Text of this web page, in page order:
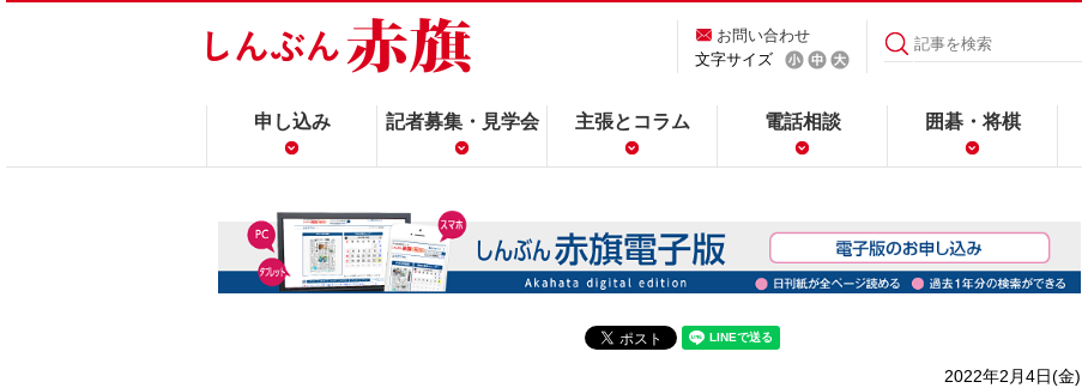
お問い合わせ
文字サイズ
申し込み 記者募集・見学会 主張とコラム 電話相談 囲碁・将棋
2022年2月4日(金)